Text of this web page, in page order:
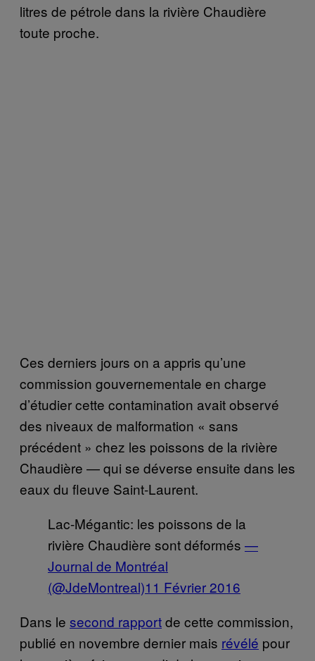
litres de pétrole dans la rivière Chaudière
toute proche.
Ces derniers jours on a appris qu’une
commission gouvernementale en charge
d’étudier cette contamination avait observé
des niveaux de malformation « sans
précédent » chez les poissons de la rivière
Chaudière — qui se déverse ensuite dans les
eaux du fleuve Saint-Laurent.
Lac-Mégantic: les poissons de la
rivière Chaudière sont déformés —
Journal de Montréal
(@JdeMontreal)11 Février 2016
Dans le second rapportde cette commission,
publié en novembre dernier mais révélé pour